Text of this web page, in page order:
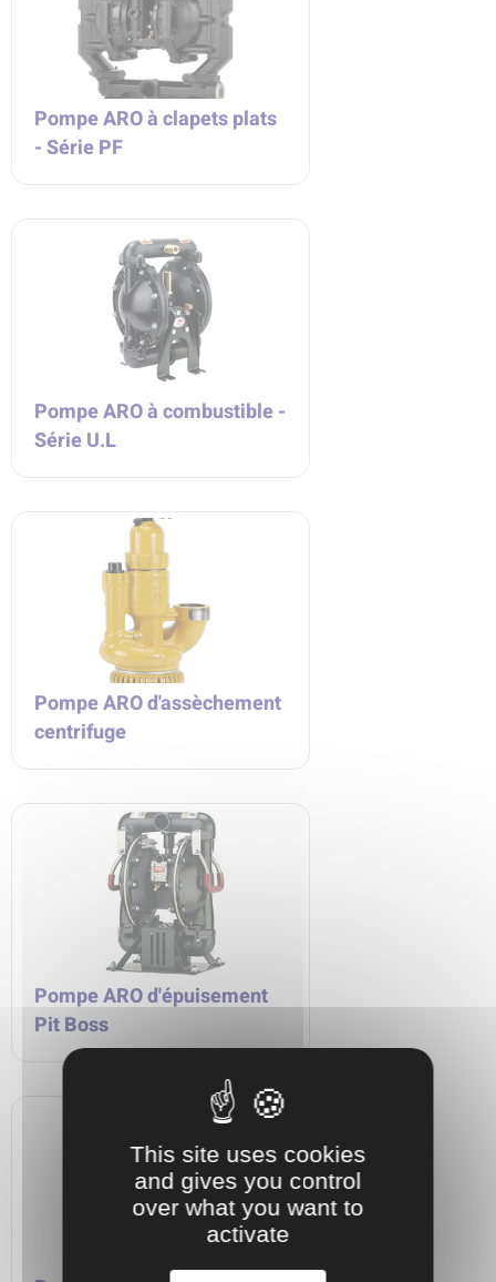
Pompe ARO à clapets plats
- Série PF
Pompe ARO à combustible -
Série U.L
Pompe ARO d'assèchement
centrifuge
Pompe ARO d'épuisement
Pit Boss
This site uses cookies
and gives you control
over what you want to
activate